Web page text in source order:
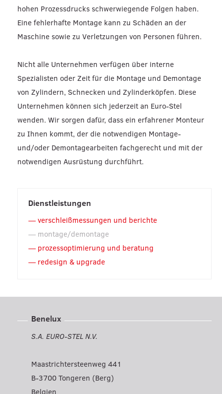
hohen Prozessdrucks schwerwiegende Folgen haben.
Eine fehlerhafte Montage kann zu Schäden an der
Maschine sowie zu Verletzungen von Personen führen.
Nicht alle Unternehmen verfügen über interne
Spezialisten oder Zeit für die Montage und Demontage
von Zylindern, Schnecken und Zylinderköpfen. Diese
Unternehmen können sich jederzeit an Euro-Stel
wenden. Wir sorgen dafür, dass ein erfahrener Monteur
zu Ihnen kommt, der die notwendigen Montage-
und/oder Demontagearbeiten fachgerecht und mit der
notwendigen Ausrüstung durchführt.
Dienstleistungen
verschleißmessungen und berichte
montage/demontage
prozessoptimierung und beratung
redesign & upgrade
Benelux
S.A. EURO-STEL N.V.
Maastrichtersteenweg 441
B-3700 Tongeren (Berg)
Belgien